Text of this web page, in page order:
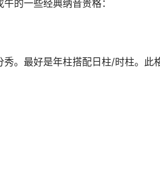
的一些经典纳音贵格：
。最好是年柱搭配日柱/时柱。此